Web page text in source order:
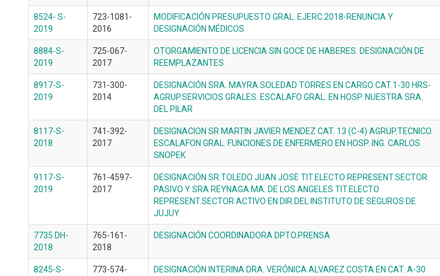
8524- S-
2019
723-1081-
2016
MODIFICACIÓN PRESUPUESTO GRAL. EJERC.2018-RENUNCIA Y
DESIGNACIÓN MÉDICOS
8884-S-
2019
725-067-
2017
OTORGAMIENTO DE LICENCIA SIN GOCE DE HABERES. DESIGNACIÓN DE
REEMPLAZANTES
8917-S-
2019
731-300-
2014
DESIGNACIÓN SRA. MAYRA SOLEDAD TORRES EN CARGO CAT.1-30 HRS-
AGRUP.SERVICIOS GRALES. ESCALAFO GRAL. EN HOSP. NUESTRA SRA.
DEL PILAR
8117-S-
2018
741-392-
2017
DESIGNACION SR MARTIN JAVIER MENDEZ CAT. 13 (C-4) AGRUP.TECNICO.
ESCALAFON GRAL. FUNCIONES DE ENFERMERO EN HOSP. ING. CARLOS
SNOPEK
9117-S-
2019
761-4597-
2017
DESIGNACIÓN SR.TOLEDO JUAN JOSE TIT.ELECTO REPRESENT.SECTOR
PASIVO Y SRA REYNAGA MA. DE LOS ANGELES TIT.ELECTO
REPRESENT.SECTOR ACTIVO EN DIR.DEL INSTITUTO DE SEGUROS DE
JUJUY
7735 DH-
2018
765-161-
2018
DESIGNACIÓN COORDINADORA DPTO.PRENSA
8245-S-
773-574-
DESIGNACIÓN INTERINA DRA. VERÓNICA ALVAREZ COSTA EN CAT. A-30